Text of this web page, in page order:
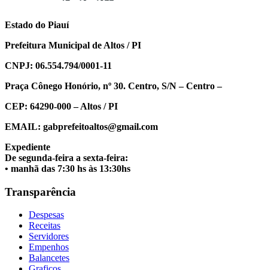
Estado do Piauí
Prefeitura Municipal de Altos / PI
CNPJ: 06.554.794/0001-11
Praça Cônego Honório, nº 30. Centro, S/N – Centro –
CEP: 64290-000 – Altos / PI
EMAIL: gabprefeitoaltos@gmail.com
Expediente
De segunda-feira a sexta-feira:
• manhã das 7:30 hs às 13:30hs
Transparência
Despesas
Receitas
Servidores
Empenhos
Balancetes